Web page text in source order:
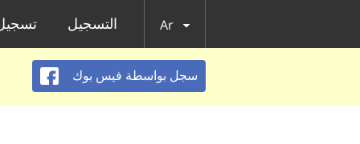
التسجيل Ar
سجل بواسطة فيس بوك